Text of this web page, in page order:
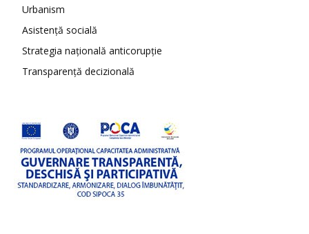
Urbanism
Asistență socială
Strategia națională anticorupție
Transparență decizională